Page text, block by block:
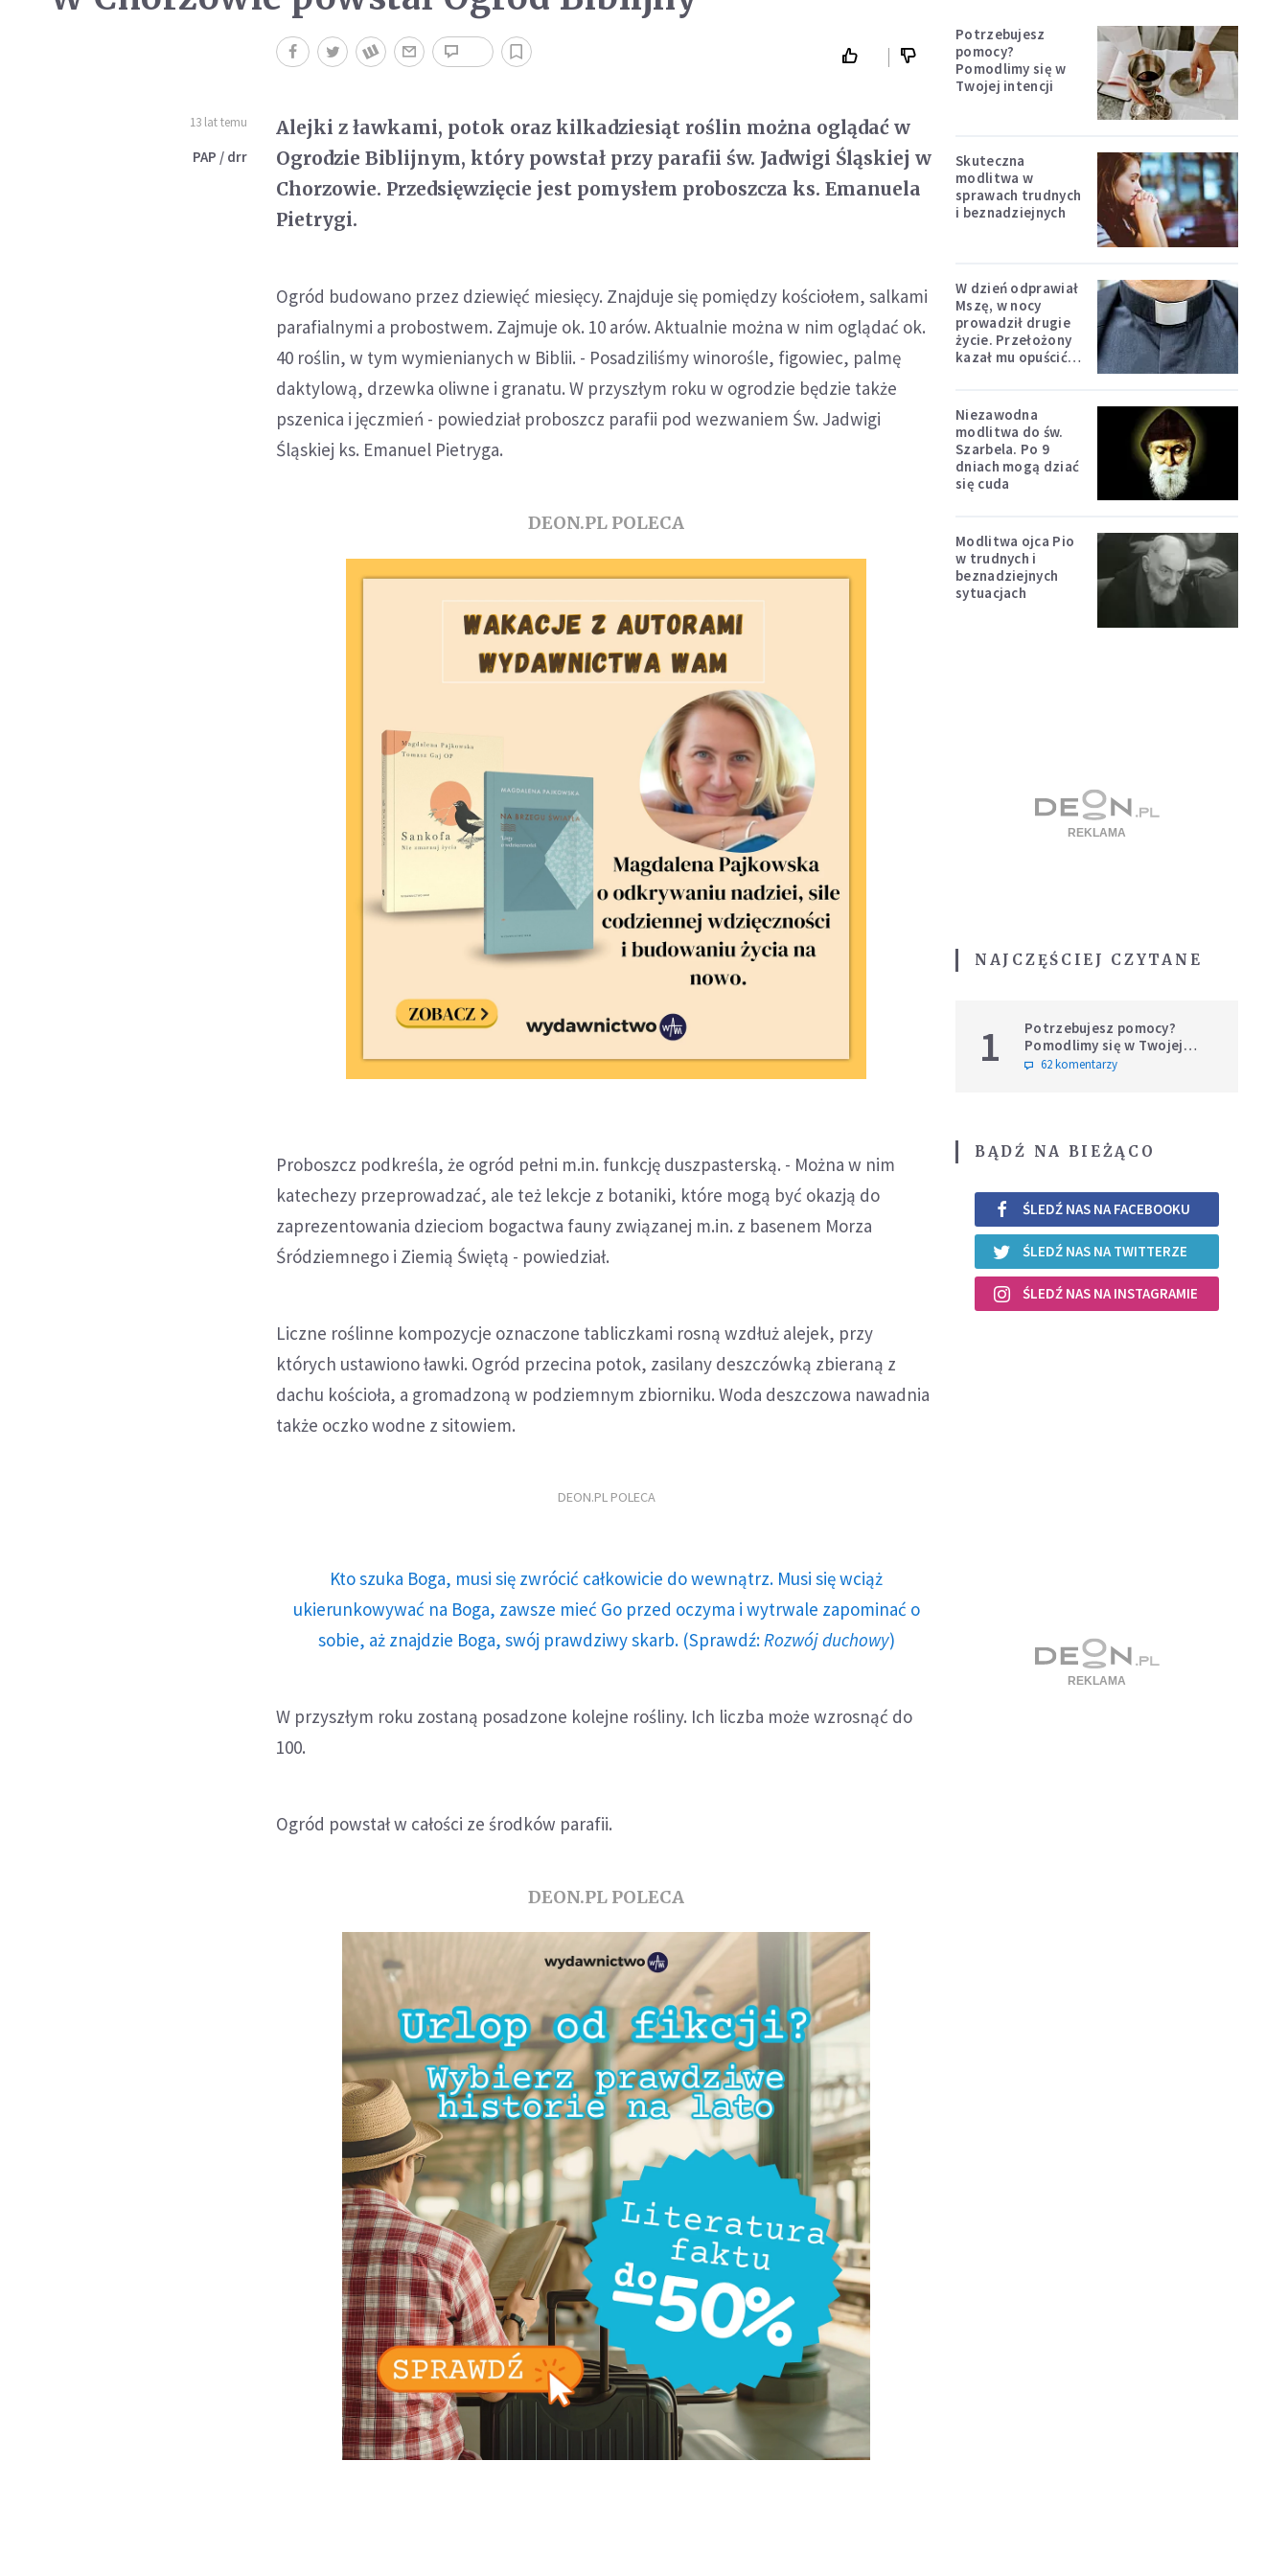
13 lat temu
PAP / drr
Alejki z ławkami, potok oraz kilkadziesiąt roślin można oglądać w
Ogrodzie Biblijnym, który powstał przy parafii św. Jadwigi Śląskiej w
Chorzowie. Przedsięwzięcie jest pomysłem proboszcza ks. Emanuela
Pietrygi.
Ogród budowano przez dziewięć miesięcy. Znajduje się pomiędzy kościołem, salkami
parafialnymi a probostwem. Zajmuje ok. 10 arów. Aktualnie można w nim oglądać ok.
40 roślin, w tym wymienianych w Biblii. - Posadziliśmy winorośle, figowiec, palmę
daktylową, drzewka oliwne i granatu. W przyszłym roku w ogrodzie będzie także
pszenica i jęczmień - powiedział proboszcz parafii pod wezwaniem Św. Jadwigi
Śląskiej ks. Emanuel Pietryga.
DEON.PL POLECA
Proboszcz podkreśla, że ogród pełni m.in. funkcję duszpasterską. - Można w nim
katechezy przeprowadzać, ale też lekcje z botaniki, które mogą być okazją do
zaprezentowania dzieciom bogactwa fauny związanej m.in. z basenem Morza
Śródziemnego i Ziemią Świętą - powiedział.
Liczne roślinne kompozycje oznaczone tabliczkami rosną wzdłuż alejek, przy
których ustawiono ławki. Ogród przecina potok, zasilany deszczówką zbieraną z
dachu kościoła, a gromadzoną w podziemnym zbiorniku. Woda deszczowa nawadnia
także oczko wodne z sitowiem.
DEON.PL POLECA
Kto szuka Boga, musi się zwrócić całkowicie do wewnątrz. Musi się wciąż
ukierunkowywać na Boga, zawsze mieć Go przed oczyma i wytrwale zapominać o
sobie, aż znajdzie Boga, swój prawdziwy skarb. (Sprawdź:Rozwój duchowy)
W przyszłym roku zostaną posadzone kolejne rośliny. Ich liczba może wzrosnąć do
100.
Ogród powstał w całości ze środków parafii.
DEON.PL POLECA
Potrzebujesz
pomocy?
Pomodlimy się w
Twojej intencji
Skuteczna
modlitwa w
sprawach trudnych
i beznadziejnych
W dzień odprawiał
Mszę, w nocy
prowadził drugie
życie. Przełożony
kazał mu opuścić
Niezawodna
modlitwa do św.
Szarbela. Po 9
dniach mogą dziać
się cuda
Modlitwa ojca Pio
w trudnych i
beznadziejnych
sytuacjach
NAJCZĘŚCIEJ CZYTANE
1
Potrzebujesz pomocy?
Pomodlimy się w Twojej
intencji
62 komentarzy
BĄDŹ NA BIEŻĄCO
ŚLEDŹ NAS NA FACEBOOKU
ŚLEDŹ NAS NA TWITTERZE
ŚLEDŹ NAS NA INSTAGRAMIE